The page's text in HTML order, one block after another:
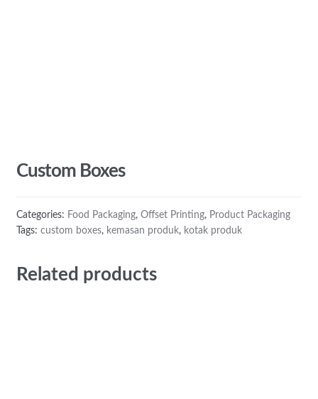
Custom Boxes
Categories: Food Packaging, Offset Printing, Product Packaging
Tags: custom boxes, kemasan produk, kotak produk
Related products